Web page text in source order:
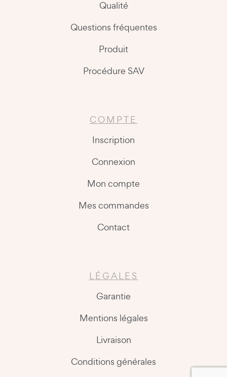
Qualité
Questions fréquentes
Produit
Procédure SAV
COMPTE
Inscription
Connexion
Mon compte
Mes commandes
Contact
LÉGALES
Garantie
Mentions légales
Livraison
Conditions générales